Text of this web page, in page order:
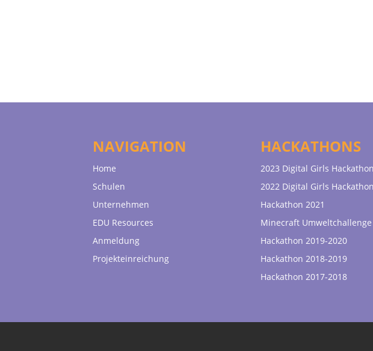
NAVIGATION
Home
Schulen
Unternehmen
EDU Resources
Anmeldung
Projekteinreichung
HACKATHONS
2023 Digital Girls Hackathon
2022 Digital Girls Hackathon
Hackathon 2021
Minecraft Umweltchallenge
Hackathon 2019-2020
Hackathon 2018-2019
Hackathon 2017-2018